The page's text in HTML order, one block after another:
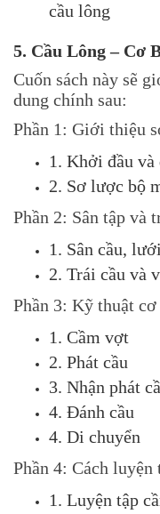
cầu lông
5. Cầu Lông – Cơ
Cuốn sách này sẽ
dung chính sau:
Phần 1: Giới thiệu
1. Khởi đầu và
2. Sơ lược bộ
Phần 2: Sân tập và
1. Sân cầu,
2. Trái cầu và
Phần 3: Kỹ thuật cơ
1. Cầm vợt
2. Phát cầu
3. Nhận phát
4. Đánh cầu
4. Di chuyển
Phần 4: Cách
1. Luyện tập